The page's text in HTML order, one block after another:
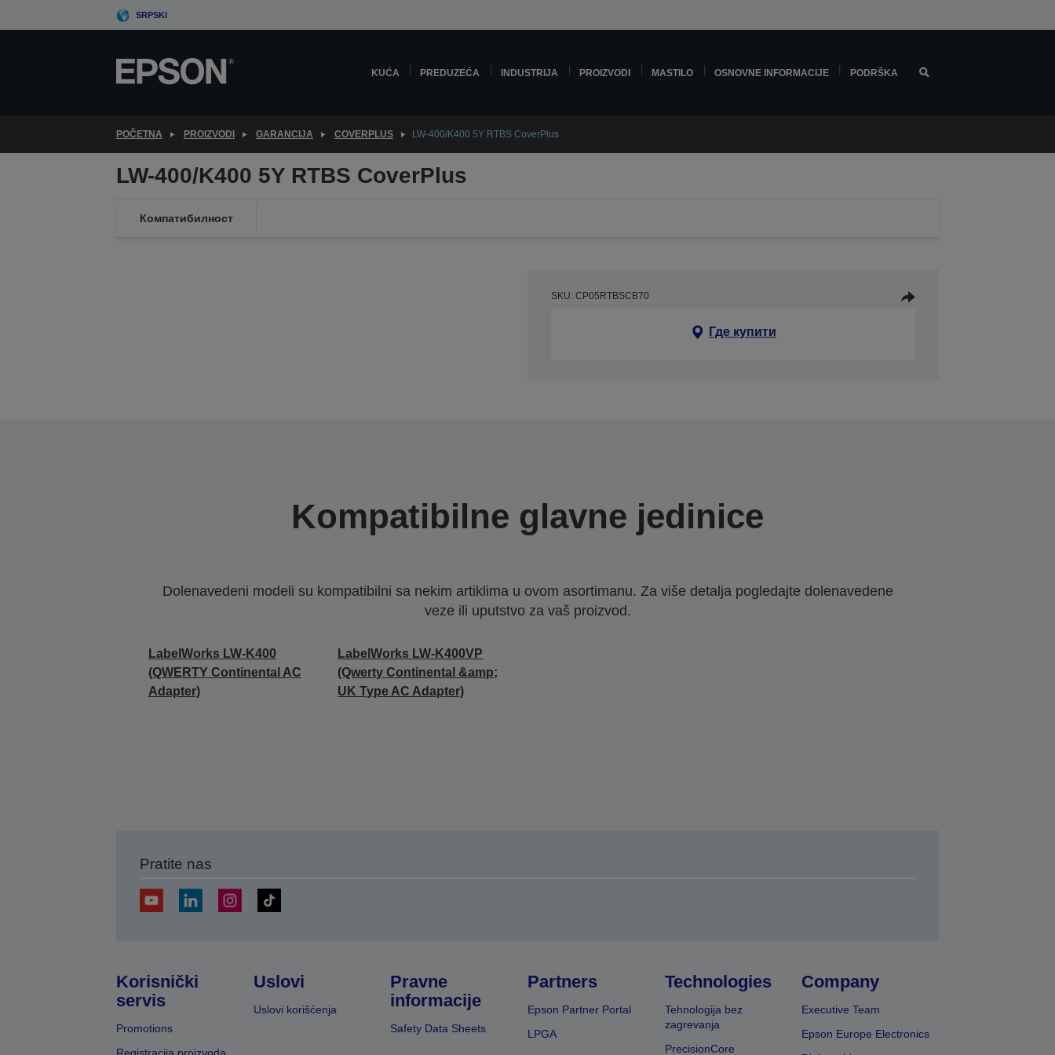
to
SRPSKI
KUĆA PREDUZEĆA INDUSTRIJA PROIZVODI MASTILO OSNOVNE INFORMACIJE PODRŠKA
POČETNA PROIZVODI GARANCIJA COVERPLUS LW-400/K400 5Y RTBS CoverPlus
LW-400/K400 5Y RTBS CoverPlus
Компатибилност
SKU: CP05RTBSCB70
Где купити
Kompatibilne glavne jedinice
Dolenavedeni modeli su kompatibilni sa nekim artiklima u ovom asortimanu. Za više detalja pogledajte dolenavedene
veze ili uputstvo za vaš proizvod.
LabelWorks LW-K400
(QWERTY Continental AC
Adapter)
LabelWorks LW-K400VP
(Qwerty Continental &amp;
UK Type AC Adapter)
Pratite nas
Korisnički
servis
Promotions
Uslovi
Uslovi korišćenja
Pravne
informacije
Safety Data Sheets
Partners
Epson Partner Portal
LPGA
Technologies
Tehnologija bez
zagrevanja
PrecisionCore
Company
Executive Team
Epson Europe Electronics